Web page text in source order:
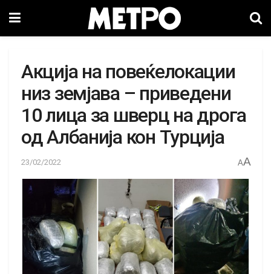
Акција на повеќелокации
низ земјава – приведени
10 лица за шверц на дрога
од Албанија кон Турција
23/02/2022 AA